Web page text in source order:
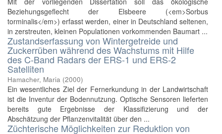
Beziehungsgeflecht der Elsbeere (<em>Sorbus
torminalis</em>) erfasst werden, einer in Deutschland seltenen,
in zerstreuten, kleinen Populationen vorkommenden Baumart ...
Zustandserfassung von Wintergetreide und
Zuckerrüben während des Wachstums mit Hilfe
des C-Band Radars der ERS-1 und ERS-2
Satelliten
Hamacher, Maria (2000)
Ein wesentliches Ziel der Fernerkundung in der Landwirtschaft
ist die Inventur der Bodennutzung. Optische Sensoren lieferten
bereits gute Ergebnisse der Klassifizierung und der
Abschätzung der Pflanzenvitalität über den ...
Züchterische Möglichkeiten zur Reduktion von